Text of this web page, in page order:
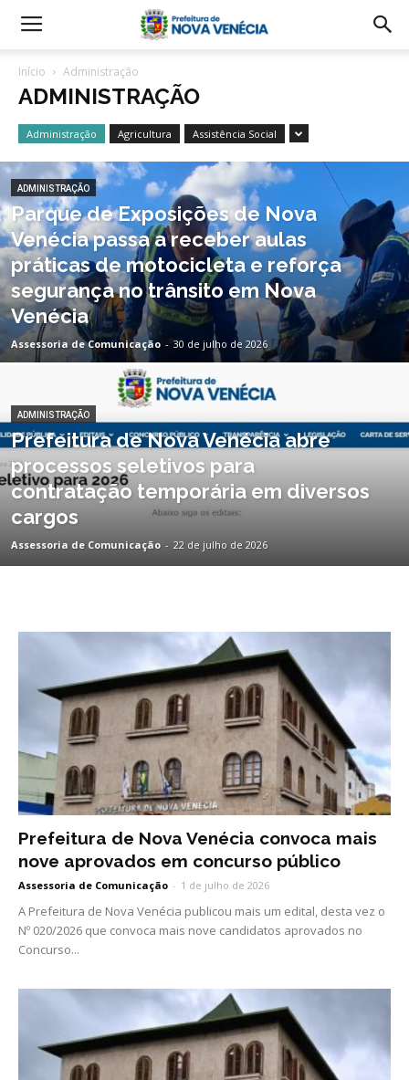
Início Administração
ADMINISTRAÇÃO
Administração Agricultura Assistência Social
ADMINISTRAÇÃO
Parque de Exposições de Nova
Venécia passa a receber aulas
práticas de motocicleta e reforça
segurança no trânsito em Nova
Venécia
Assessoria de Comunicação - 30 de julho de 2026
ADMINISTRAÇÃO
Prefeitura de Nova Venécia abre
processos seletivos para
contratação temporária em diversos
cargos
Assessoria de Comunicação - 22 de julho de 2026
Prefeitura de Nova Venécia convoca mais
nove aprovados em concurso público
Assessoria de Comunicação - 1 de julho de 2026
A Prefeitura de Nova Venécia publicou mais um edital, desta vez o
Nº 020/2026 que convoca mais nove candidatos aprovados no
Concurso...